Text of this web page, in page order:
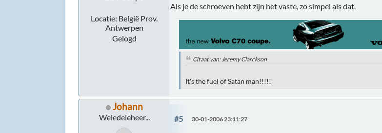
Locatie: België Prov.
Antwerpen
Gelogd
Als je de schroeven hebt zijn het vaste, zo simpel als dat.
Citaat van: Jeremy Clarckson
It's the fuel of Satan man!!!!!
Johann
Weledeleheer... #5 30-01-2006 23:11:27